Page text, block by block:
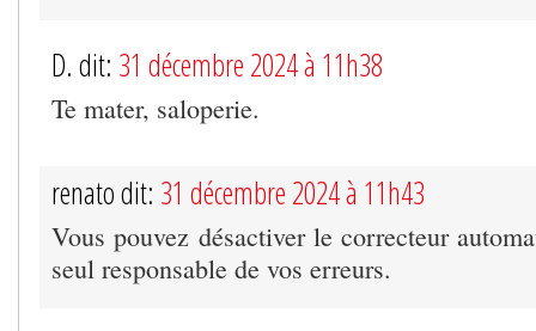
D. dit: 31 décembre 2024 à 11h38
Te mater, saloperie.
renato dit: 31 décembre 2024 à 11h43
Vous pouvez désactiver le correcteur
seul responsable de vos erreurs.